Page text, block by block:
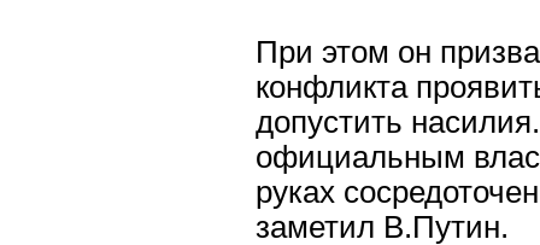
При этом он
конфликта
допустить
официальным
руках
заметил В.Путин.